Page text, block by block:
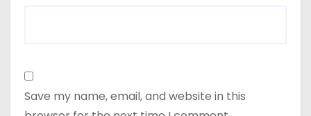
Save my name, email, and website in this